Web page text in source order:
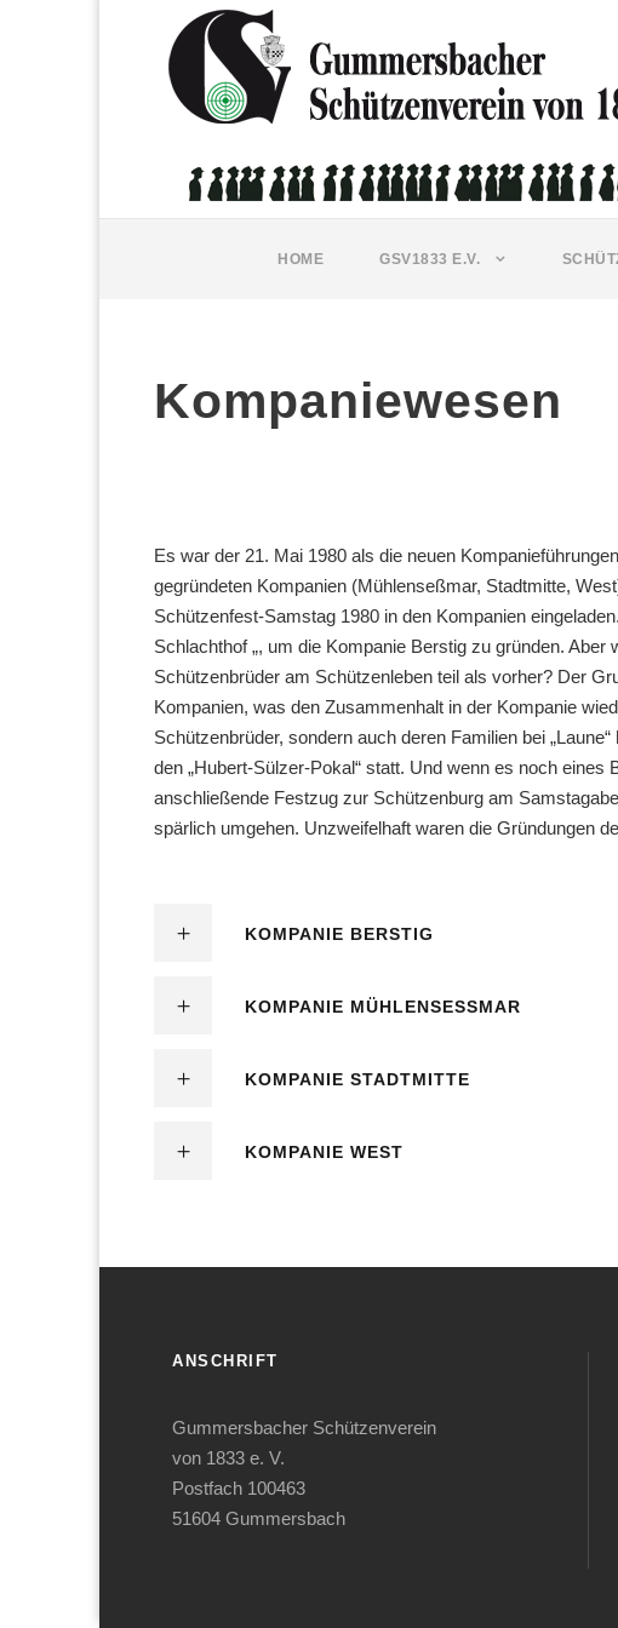
HOME GSV1833 E.V.
Kompaniewesen
Es war der 21. Mai 1980 als die neuen
gegründeten Kompanien (Mühlenseßmar, Stadtmitte,
Schützenfest-Samstag 1980 in den Kompanien
Schlachthof „, um die Kompanie Berstig zu gründen.
Schützenbrüder am Schützenleben teil als vorher? Der
Kompanien, was den Zusammenhalt in der Kompanie
Schützenbrüder, sondern auch deren Familien bei
den „Hubert-Sülzer-Pokal“ statt. Und wenn es noch
anschließende Festzug zur Schützenburg am
spärlich umgehen. Unzweifelhaft waren die Gründungen
KOMPANIE BERSTIG
KOMPANIE MÜHLENSESSMAR
KOMPANIE STADTMITTE
KOMPANIE WEST
ANSCHRIFT
Gummersbacher Schützenverein
von 1833 e. V.
Postfach 100463
51604 Gummersbach